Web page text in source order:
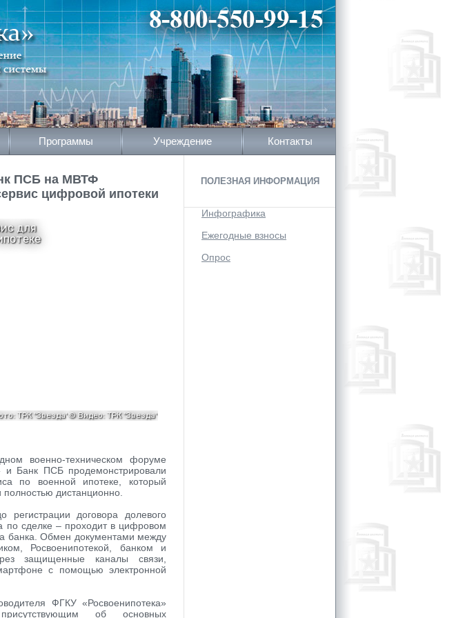
Программы Учреждение Контакты
ПСБ на МВТФ
цифровой ипотеки
военно-техническом форуме
и Банк ПСБ продемонстрировали
по военной ипотеке, который
полностью дистанционно.
договора долевого
по сделке – проходит в цифровом
банка. Обмен документами между
Росвоенипотекой, банком и
защищенные каналы связи,
с помощью электронной
ФГКУ «Росвоенипотека»
об основных
ПОЛЕЗНАЯ ИНФОРМАЦИЯ
Инфографика
Ежегодные взносы
Опрос